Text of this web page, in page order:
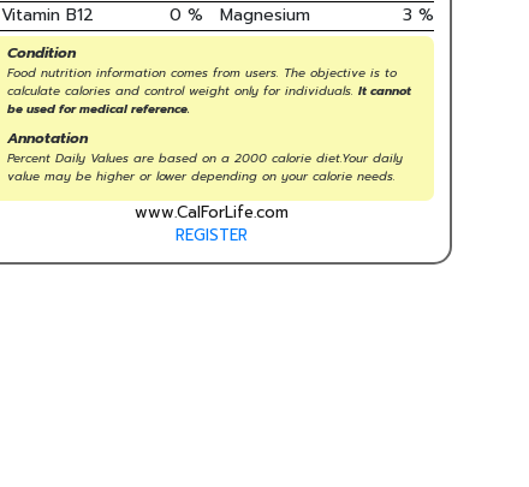
Vitamin B12
0 % Magnesium 3 %
Condition
Food nutrition information comes from users. The objective is to
calculate calories and control weight only for individuals. It cannot
be used for medical reference.
Annotation
Percent Daily Values are based on a 2000 calorie diet.Your daily
value may be higher or lower depending on your calorie needs.
www.CalForLife.com
REGISTER